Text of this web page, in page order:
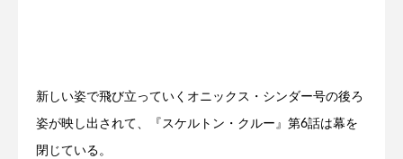
新しい姿で飛び立っていくオニックス・シンダー号の後ろ
姿が映し出されて、『スケルトン・クルー』第6話は幕を
閉じている。